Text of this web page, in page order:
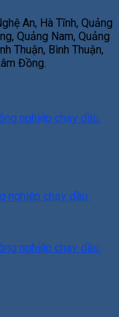
An, Hà Tĩnh, Quảng
Quảng Nam, Quảng
Thuận, Bình Thuận,
Đồng.
nghiệp chạy dầu.